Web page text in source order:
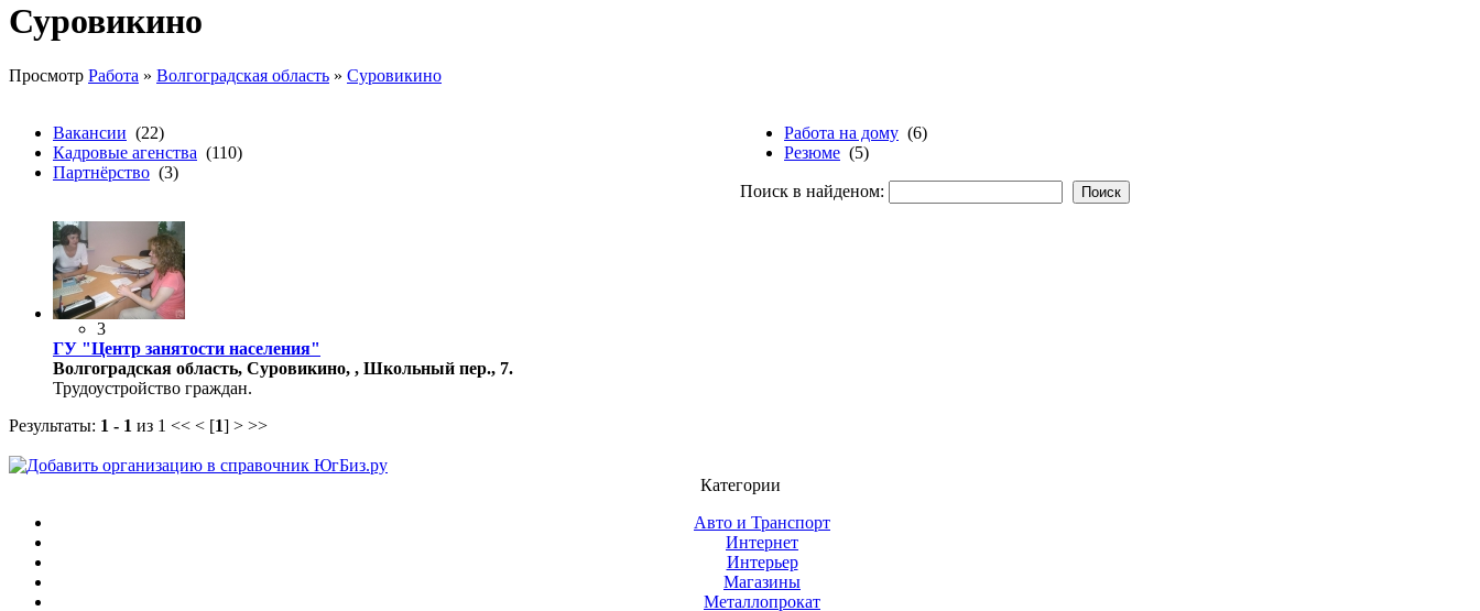
Суровикино
Просмотр Работа » Волгоградская область » Суровикино
Вакансии (22)
Кадровые агенства (110)
Партнёрство (3)
Работа на дому (6)
Резюме (5)
Поиск в найденом:
3
ГУ "Центр занятости населения"
Волгоградская область, Суровикино, , Школьный пер., 7.
Трудоустройство граждан.
Результаты: 1 - 1 из 1 << < [1] > >>
Категории
Авто и Транспорт
Интернет
Интерьер
Магазины
Металлопрокат